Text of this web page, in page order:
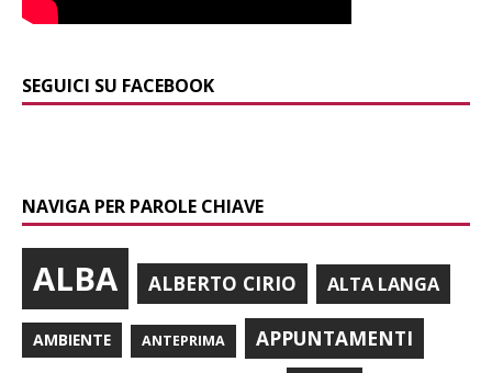
SEGUICI SU FACEBOOK
NAVIGA PER PAROLE CHIAVE
ALBA ALBERTO CIRIO ALTA LANGA
AMBIENTE ANTEPRIMA APPUNTAMENTI